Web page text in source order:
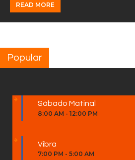
READ MORE
Popular
Sábado Matinal
8:00 AM - 12:00 PM
Vibra
7:00 PM - 5:00 AM